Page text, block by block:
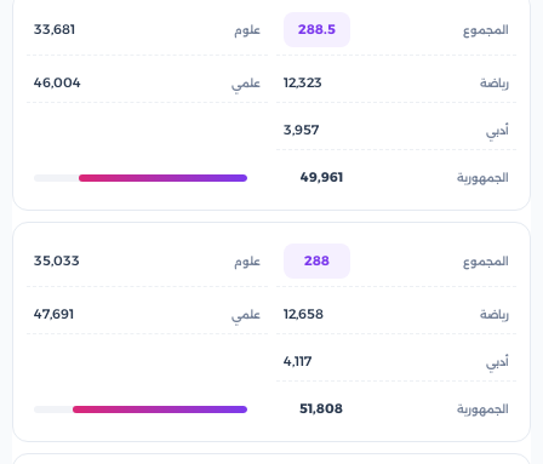
288.5
33,681
12,323
46,004
3,957
49,961
288
35,033
12,658
47,691
4,117
51,808